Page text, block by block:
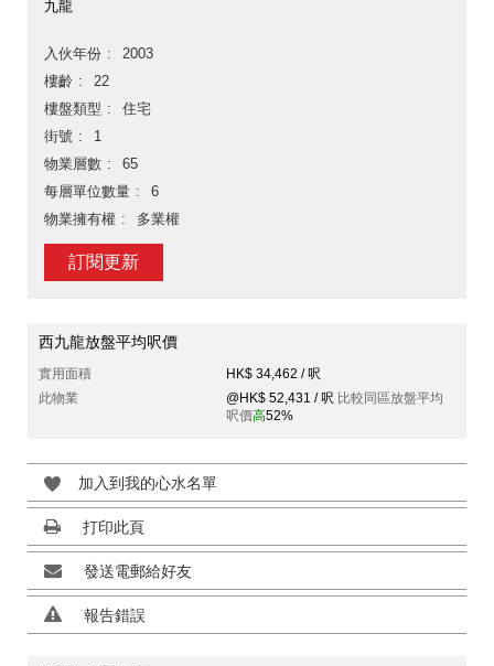
九龍
入伙年份
2003
樓齡
22
樓盤類型
住宅
街號
1
物業層數
65
每層單位數量
6
物業擁有權
多業權
訂閱更新
西九龍放盤平均呎價
實用面積
HK$ 34,462 / 呎
此物業
@HK$ 52,431 / 呎 比較同區放盤平均
呎價高52%
加入到我的心水名單
打印此頁
發送電郵給好友
報告錯誤